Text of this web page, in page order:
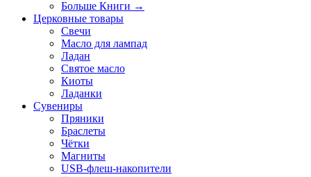
Больше Книги →
Церковные товары
Свечи
Масло для лампад
Ладан
Святое масло
Киоты
Ладанки
Сувениры
Пряники
Браслеты
Чётки
Магниты
USB-флеш-накопители